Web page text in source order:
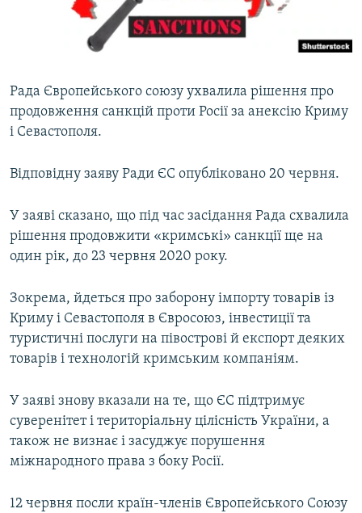
ВІДЕОУРОКИ «ELIFBE»
СВІДЧЕННЯ ОКУПАЦІЇ
ІНФОГРАФІКА
ДОЛУЧАЙСЯ!
Усі сайти RFE/RL
Рада Європейського союзу ухвалила рішення про
продовження санкцій проти Росії за анексію Криму
і Севастополя.
Відповідну заяву Ради ЄС опубліковано 20 червня.
У заяві сказано, що під час засідання Рада схвалила
рішення продовжити «кримські» санкції ще на
один рік, до 23 червня 2020 року.
Зокрема, йдеться про заборону імпорту товарів із
Криму і Севастополя в Євросоюз, інвестиції та
туристичні послуги на півострові й експорт деяких
товарів і технологій кримським компаніям.
У заяві знову вказали на те, що ЄС підтримує
суверенітет і територіальну цілісність України, а
також не визнає і засуджує порушення
міжнародного права з боку Росії.
12 червня посли країн-членів Європейського Союзу